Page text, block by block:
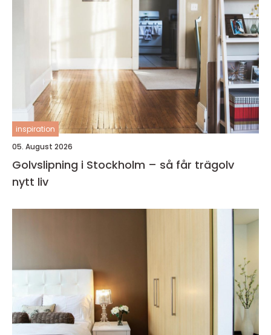
inspiration
05. August 2026
Golvslipning i Stockholm – så får trägolv
nytt liv